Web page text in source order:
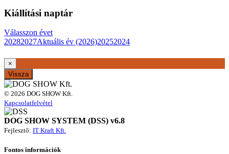
Kiállítási naptár
Válasszon évet
20282027Aktuális év (2026)20252024
×
Vissza
© 2026 DOG SHOW Kft.
Kapcsolatfelvétel
DOG SHOW SYSTEM (DSS) v6.8
Fejlesztő: IT Kraft Kft.
Fontos információk